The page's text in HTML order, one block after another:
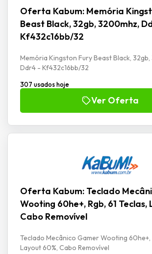
Oferta Kabum: Memória
Beast Black, 32gb, 3200mhz,
Kf432c16bb/32
Memória Kingston Fury Beast Black,
Ddr4 - Kf432c16bb/32
307 usados hoje
Ver Oferta
Oferta Kabum: Teclado
Wooting 60he+, Rgb, 61 Teclas,
Cabo Removível
Teclado Mecânico Gamer Wooting 60he+,
Layout 60%, Cabo Removível